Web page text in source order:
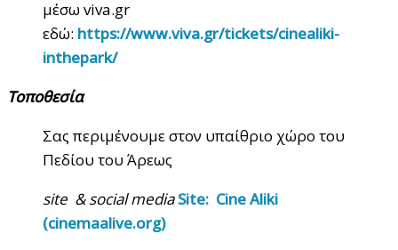
μέσω viva.gr
εδώ: https://www.viva.gr/tickets/cinealiki-
inthepark/
Τοποθεσία
Σας περιμένουμε στον υπαίθριο χώρο του
Πεδίου του Άρεως
site & social mediaSite: Cine Aliki
(cinemaalive.org)